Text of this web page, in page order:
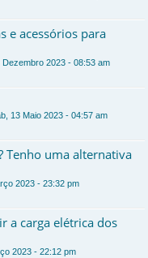
e acessórios para
Dezembro 2023 - 08:53 am
13 Maio 2023 - 04:57 am
Tenho uma alternativa
2023 - 23:32 pm
a carga elétrica dos
2023 - 22:12 pm